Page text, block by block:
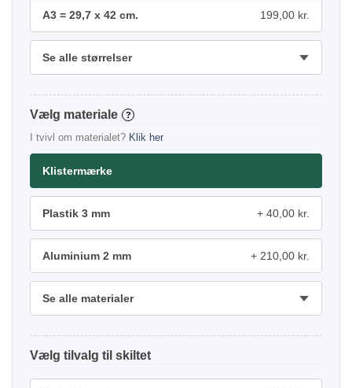
A3 = 29,7 x 42 cm. 199,00 kr.
Se alle størrelser
materiale ?
I tvivl om materialet? Klik her
Klistermærke
Plastik 3 mm 40,00 kr.
Aluminium 2 mm 210,00 kr.
Se alle materialer
tilvalg